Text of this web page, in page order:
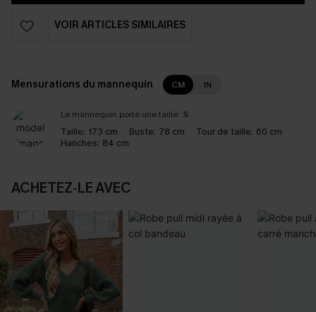
VOIR ARTICLES SIMILAIRES
Mensurations du mannequin CM IN
Le mannequin porte une taille: S
Taille: 173 cm Buste: 78 cm Tour de taille: 60 cm
Hanches: 84 cm
ACHETEZ‑LE AVEC